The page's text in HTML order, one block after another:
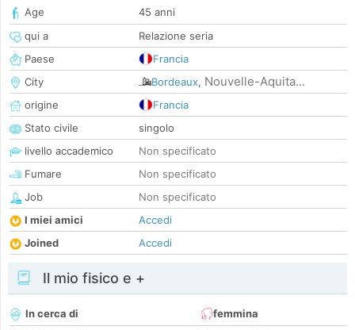
Age
45 anni
qui a
Relazione seria
Paese
Francia
City
Bordeaux, Nouvelle-Aquita...
origine
Francia
Stato civile
singolo
livello accademico
Non specificato
Fumare
Non specificato
Job
Non specificato
I miei amici
Accedi
Joined
Accedi
Il mio fisico e +
In cerca di
femmina